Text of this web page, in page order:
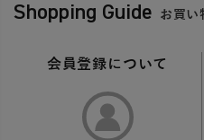
Shopping Guide お買い
会員登録について